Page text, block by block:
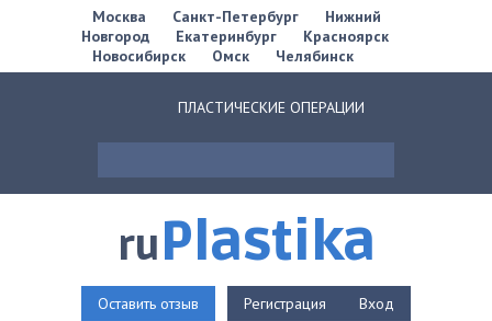
Москва Санкт-Петербург
Нижний
Новгород
Екатеринбург
Красноярск
Новосибирск
Омск Челябинск
ПЛАСТИЧЕСКИЕ ОПЕРАЦИИ
ruPlastika
Оставить отзыв Регистрация Вход